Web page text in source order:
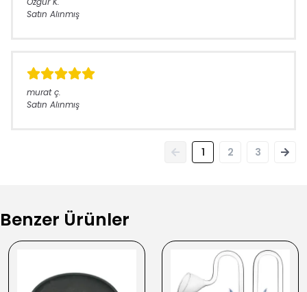
Satın Alınmış
murat ç.
Satın Alınmış
1 2 3
Benzer Ürünler